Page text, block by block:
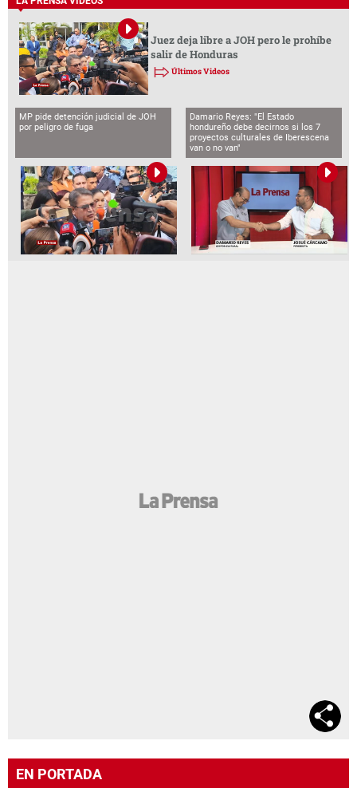
Juez deja libre a JOH pero le prohíbe
salir de Honduras
Últimos Videos
MP pide detención judicial de JOH
por peligro de fuga
Damario Reyes: "El Estado
hondureño debe decirnos si los 7
proyectos culturales de Iberescena
van o no van"
EN PORTADA